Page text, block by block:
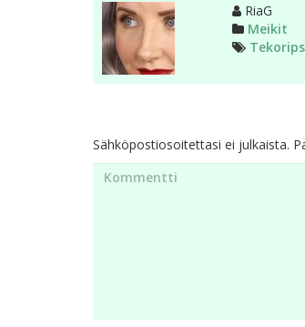
Kirjoittaja
RiaG
Kategoriat
Meikit
Sähköpostiosoitettasi ei julkaista.
Kommentti